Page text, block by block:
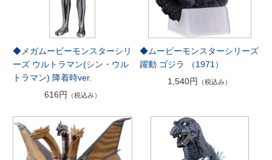
◆メガムービーモンスターシリ
ーズ ウルトラマン(シン・ウル
トラマン) 降着時ver.
616円
（税込み）
◆ムービーモンスターシリーズ
躍動 ゴジラ （1971）
1,540円
（税込み）